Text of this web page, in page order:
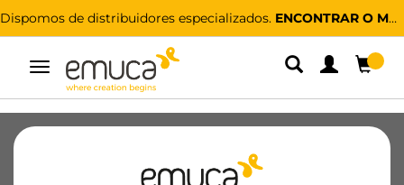
Dispomos de distribuidores especializados. ENCONTRAR O MAIS PRÓXIMO
Alternar
navegação
Dobradiças